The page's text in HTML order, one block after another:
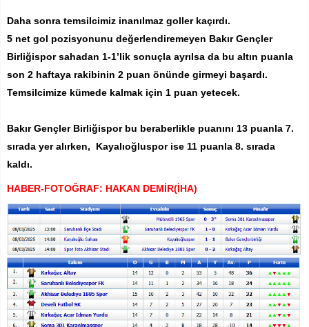
Daha sonra temsilcimiz inanılmaz goller kaçırdı.
5 net gol pozisyonunu değerlendiremeyen Bakır Gençler
Birliğispor sahadan 1-1’lik sonuçla ayrılsa da bu altın puanla
son 2 haftaya rakibinin 2 puan önünde girmeyi başardı.
Temsilcimize kümede kalmak için 1 puan yetecek.
Bakır Gençler Birliğispor bu beraberlikle puanını 13 puanla 7.
sırada yer alırken, Kayalıoğluspor ise 11 puanla 8. sırada
kaldı.
HABER-FOTOĞRAF: HAKAN DEMİR(İHA)